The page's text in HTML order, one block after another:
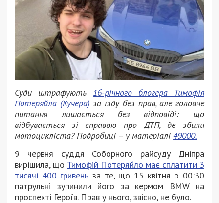
Суди штрафують 16-річного блогера Тимофія
Потеряйла (Кучера) за їзду без прав, але головне
питання лишається без відповіді: що
відбувається зі справою про ДТП, де збили
мотоцикліста? Подробиці – у матеріалі 49000.
9 червня суддя Соборного райсуду Дніпра
вирішила, що Тимофій Потеряйло має сплатити 3
тисячі 400 гривень за те, що 15 квітня о 00:30
патрульні зупинили його за кермом BMW на
проспекті Героїв. Прав у нього, звісно, не було.